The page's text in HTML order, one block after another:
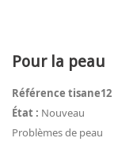
Pour la peau
Référence tisane12
État : Nouveau
Problèmes de peau